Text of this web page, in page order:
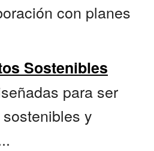
con planes
Sostenibles
para ser
y